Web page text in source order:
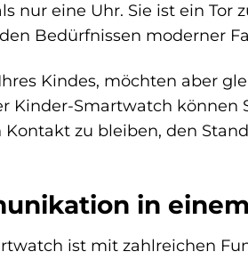
nur eine Uhr. Sie ist ein
Bedürfnissen moderner
Kindes, möchten aber
Kinder-Smartwatch
zu bleiben, den
in
ist mit zahlreichen